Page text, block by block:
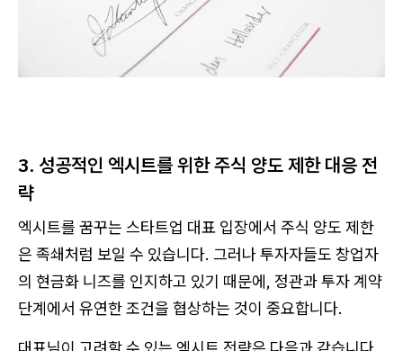
3. 성공적인 엑시트를 위한 주식 양도 제한 대응 전
략
엑시트를 꿈꾸는 스타트업 대표 입장에서 주식 양도 제한
은 족쇄처럼 보일 수 있습니다. 그러나 투자자들도 창업자
의 현금화 니즈를 인지하고 있기 때문에, 정관과 투자 계약
단계에서 유연한 조건을 협상하는 것이 중요합니다.